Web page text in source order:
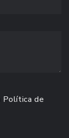
Política de